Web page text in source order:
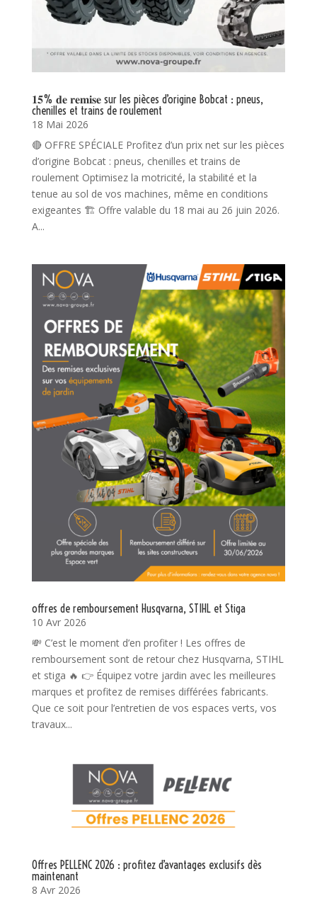
𝟏𝟓% 𝐝𝐞 𝐫𝐞𝐦𝐢𝐬𝐞 sur les pièces d’origine Bobcat : pneus,
chenilles et trains de roulement
18 Mai 2026
🔴 OFFRE SPÉCIALE Profitez d’un prix net sur les pièces
d’origine Bobcat : pneus, chenilles et trains de
roulement Optimisez la motricité, la stabilité et la
tenue au sol de vos machines, même en conditions
exigeantes 🏗️ Offre valable du 18 mai au 26 juin 2026.
A...
offres de remboursement Husqvarna, STIHL et Stiga
10 Avr 2026
💸 C’est le moment d’en profiter ! Les offres de
remboursement sont de retour chez Husqvarna, STIHL
et stiga 🔥 👉 Équipez votre jardin avec les meilleures
marques et profitez de remises différées fabricants.
Que ce soit pour l’entretien de vos espaces verts, vos
travaux...
Offres PELLENC 2026 : profitez d’avantages exclusifs dès
maintenant
8 Avr 2026